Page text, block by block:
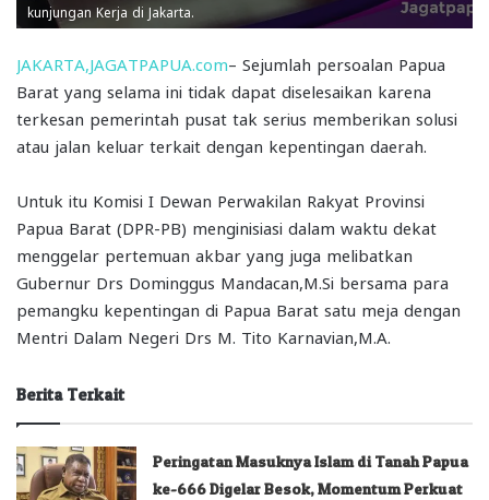
kunjungan Kerja di Jakarta.
JAKARTA,JAGATPAPUA.com– Sejumlah persoalan Papua
Barat yang selama ini tidak dapat diselesaikan karena
terkesan pemerintah pusat tak serius memberikan solusi
atau jalan keluar terkait dengan kepentingan daerah.
Untuk itu Komisi I Dewan Perwakilan Rakyat Provinsi
Papua Barat (DPR-PB) menginisiasi dalam waktu dekat
menggelar pertemuan akbar yang juga melibatkan
Gubernur Drs Dominggus Mandacan,M.Si bersama para
pemangku kepentingan di Papua Barat satu meja dengan
Mentri Dalam Negeri Drs M. Tito Karnavian,M.A.
Berita Terkait
Peringatan Masuknya Islam di Tanah Papua
ke-666 Digelar Besok, Momentum Perkuat